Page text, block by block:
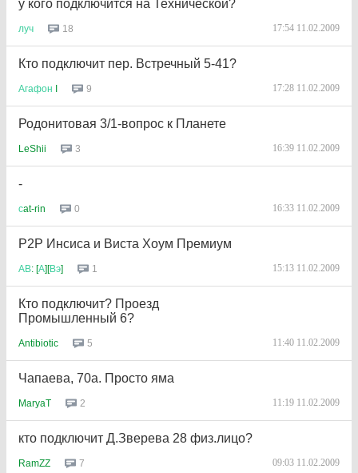
у кого подключится на Технической?
луч 18 17:54 11.02.2009
Кто подключит пер. Встречный 5-41?
Агафон 9 17:28 11.02.2009
Родонитовая 3/1-вопрос к Планете
LeShii 3 16:39 11.02.2009
-
сat-rin 0 16:33 11.02.2009
P2P Инсиса и Виста Хоум Премиум
АВ: [А][Вэ] 1 15:13 11.02.2009
Кто подключит? Проезд
Промышленный 6?
Antibiotic 5 11:40 11.02.2009
Чапаева, 70а. Просто яма
MaryaT 2 11:19 11.02.2009
кто подключит Д.Зверева 28 физ.лицо?
RamZZ 7 09:03 11.02.2009